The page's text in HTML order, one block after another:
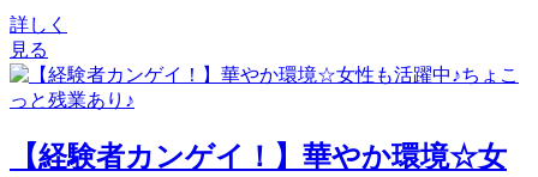
詳しく
見る
【経験者カンゲイ！】華やか環境☆女